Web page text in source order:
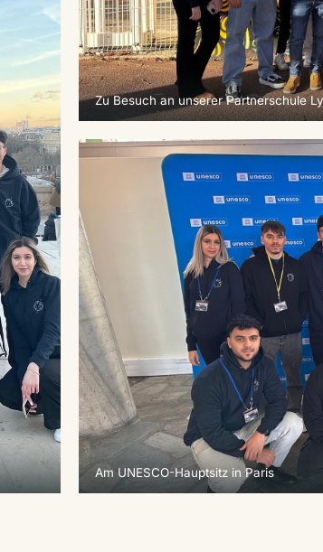
Zu Besuch an unserer Partnerschule
Am UNESCO-Hauptsitz in Paris